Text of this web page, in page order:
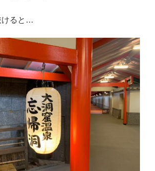
けると…